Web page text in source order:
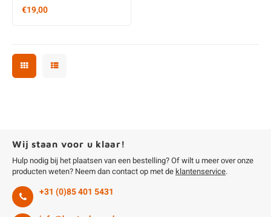
€19,00
Wij staan voor u klaar!
Hulp nodig bij het plaatsen van een bestelling? Of wilt u meer over onze
producten weten? Neem dan contact op met de klantenservice.
+31 (0)85 401 5431